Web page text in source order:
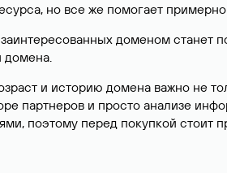
но все же помогает
доменом станет
домена.
и историю домена важно не
партнеров и просто анализе
поэтому перед покупкой стоит